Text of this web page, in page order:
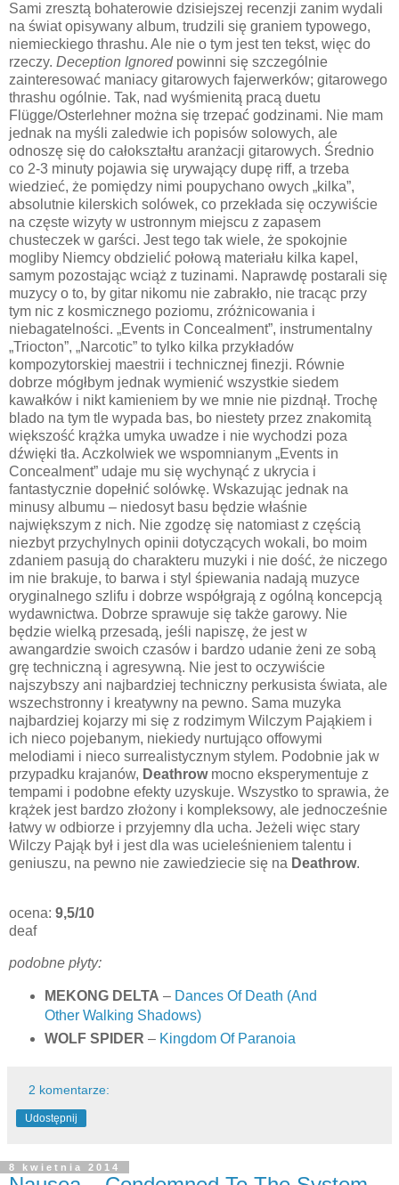
Sami zresztą bohaterowie dzisiejszej recenzji zanim wydali
na świat opisywany album, trudzili się graniem typowego,
niemieckiego thrashu. Ale nie o tym jest ten tekst, więc do
rzeczy. Deception Ignoredpowinni się szczególnie
zainteresować maniacy gitarowych fajerwerków; gitarowego
thrashu ogólnie. Tak, nad wyśmienitą pracą duetu
Flügge/Osterlehner można się trzepać godzinami. Nie mam
jednak na myśli zaledwie ich popisów solowych, ale
odnoszę się do całokształtu aranżacji gitarowych. Średnio
co 2-3 minuty pojawia się urywający dupę riff, a trzeba
wiedzieć, że pomiędzy nimi poupychano owych „kilka”,
absolutnie kilerskich solówek, co przekłada się oczywiście
na częste wizyty w ustronnym miejscu z zapasem
chusteczek w garści. Jest tego tak wiele, że spokojnie
mogliby Niemcy obdzielić połową materiału kilka kapel,
samym pozostając wciąż z tuzinami. Naprawdę postarali się
muzycy o to, by gitar nikomu nie zabrakło, nie tracąc przy
tym nic z kosmicznego poziomu, zróżnicowania i
niebagatelności. „Events in Concealment”, instrumentalny
„Triocton”, „Narcotic” to tylko kilka przykładów
kompozytorskiej maestrii i technicznej finezji. Równie
dobrze mógłbym jednak wymienić wszystkie siedem
kawałków i nikt kamieniem by we mnie nie pizdnął. Trochę
blado na tym tle wypada bas, bo niestety przez znakomitą
większość krążka umyka uwadze i nie wychodzi poza
dźwięki tła. Aczkolwiek we wspomnianym „Events in
Concealment” udaje mu się wychynąć z ukrycia i
fantastycznie dopełnić solówkę. Wskazując jednak na
minusy albumu – niedosyt basu będzie właśnie
największym z nich. Nie zgodzę się natomiast z częścią
niezbyt przychylnych opinii dotyczących wokali, bo moim
zdaniem pasują do charakteru muzyki i nie dość, że niczego
im nie brakuje, to barwa i styl śpiewania nadają muzyce
oryginalnego szlifu i dobrze współgrają z ogólną koncepcją
wydawnictwa. Dobrze sprawuje się także garowy. Nie
będzie wielką przesadą, jeśli napiszę, że jest w
awangardzie swoich czasów i bardzo udanie żeni ze sobą
grę techniczną i agresywną. Nie jest to oczywiście
najszybszy ani najbardziej techniczny perkusista świata, ale
wszechstronny i kreatywny na pewno. Sama muzyka
najbardziej kojarzy mi się z rodzimym Wilczym Pająkiem i
ich nieco pojebanym, niekiedy nurtująco offowymi
melodiami i nieco surrealistycznym stylem. Podobnie jak w
przypadku krajanów, Deathrowmocno eksperymentuje z
tempami i podobne efekty uzyskuje. Wszystko to sprawia, że
krążek jest bardzo złożony i kompleksowy, ale jednocześnie
łatwy w odbiorze i przyjemny dla ucha. Jeżeli więc stary
Wilczy Pająk był i jest dla was ucieleśnieniem talentu i
geniuszu, na pewno nie zawiedziecie się na Deathrow.
ocena: 9,5/10
deaf
podobne płyty:
MEKONG DELTA – Dances Of Death (And
Other Walking Shadows)
WOLF SPIDER – Kingdom Of Paranoia
2 komentarze:
Udostępnij
8 kwietnia 2014